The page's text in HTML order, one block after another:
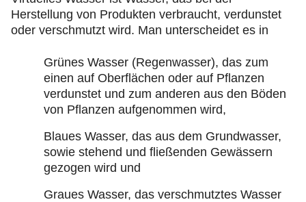
Herstellung von Produkten verbraucht, verdunstet
oder verschmutzt wird. Man unterscheidet es in
Grünes Wasser (Regenwasser), das zum
einen auf Oberflächen oder auf Pflanzen
verdunstet und zum anderen aus den Böden
von Pflanzen aufgenommen wird,
Blaues Wasser, das aus dem Grundwasser,
sowie stehend und fließenden Gewässern
gezogen wird und
Graues Wasser, das verschmutztes Wasser